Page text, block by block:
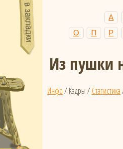
А
О
П Р
Из пушки
Инфо/ Кадры / Статистика